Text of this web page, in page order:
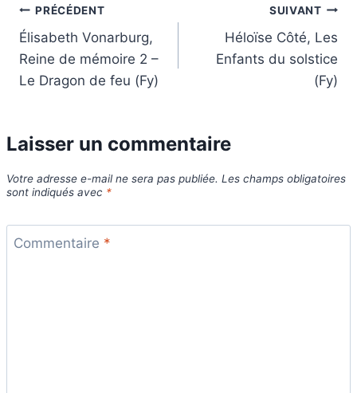
Navigation
de
l’article
PRÉCÉDENT
Élisabeth Vonarburg,
Reine de mémoire 2 –
Le Dragon de feu (Fy)
SUIVANT
Héloïse Côté, Les
Enfants du solstice
(Fy)
Laisser un commentaire
Votre adresse e-mail ne sera pas publiée. Les champs obligatoires
sont indiqués avec *
Commentaire *